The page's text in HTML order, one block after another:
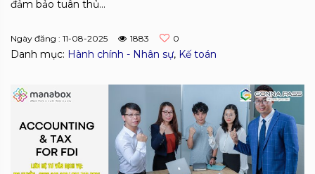
đảm bảo tuân thủ...
Ngày đăng : 11-08-2025 1883 0
Danh mục: Hành chính - Nhân sự, Kế toán